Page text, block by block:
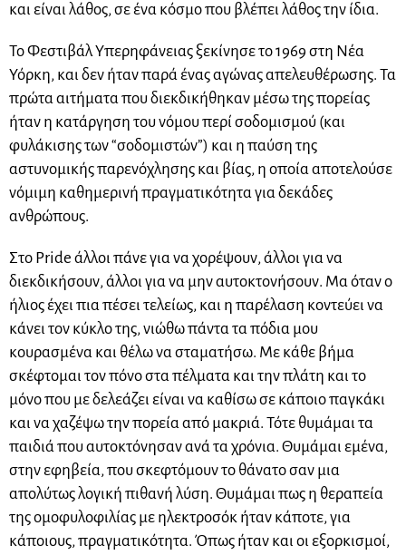
και είναι λάθος, σε ένα κόσμο που βλέπει λάθος την ίδια.
Το Φεστιβάλ Υπερηφάνειας ξεκίνησε το 1969 στη Νέα
Υόρκη, και δεν ήταν παρά ένας αγώνας απελευθέρωσης. Τα
πρώτα αιτήματα που διεκδικήθηκαν μέσω της πορείας
ήταν η κατάργηση του νόμου περί σοδομισμού (και
φυλάκισης των “σοδομιστών”) και η παύση της
αστυνομικής παρενόχλησης και βίας, η οποία αποτελούσε
νόμιμη καθημερινή πραγματικότητα για δεκάδες
ανθρώπους.
Στο Pride άλλοι πάνε για να χορέψουν, άλλοι για να
διεκδικήσουν, άλλοι για να μην αυτοκτονήσουν. Μα όταν ο
ήλιος έχει πια πέσει τελείως, και η παρέλαση κοντεύει να
κάνει τον κύκλο της, νιώθω πάντα τα πόδια μου
κουρασμένα και θέλω να σταματήσω. Με κάθε βήμα
σκέφτομαι τον πόνο στα πέλματα και την πλάτη και το
μόνο που με δελεάζει είναι να καθίσω σε κάποιο παγκάκι
και να χαζέψω την πορεία από μακριά. Τότε θυμάμαι τα
παιδιά που αυτοκτόνησαν ανά τα χρόνια. Θυμάμαι εμένα,
στην εφηβεία, που σκεφτόμουν το θάνατο σαν μια
απολύτως λογική πιθανή λύση. Θυμάμαι πως η θεραπεία
της ομοφυλοφιλίας με ηλεκτροσόκ ήταν κάποτε, για
κάποιους, πραγματικότητα. Όπως ήταν και οι εξορκισμοί,